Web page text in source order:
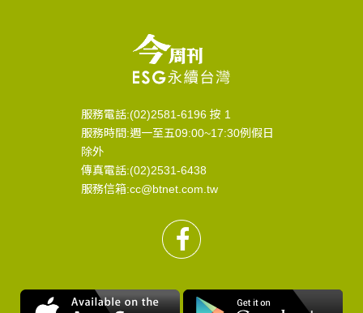
服務電話:(02)2581-6196 按 1
服務時間:週一至五09:00~17:30例假日
除外
傳真電話:(02)2531-6438
服務信箱:cc@btnet.com.tw